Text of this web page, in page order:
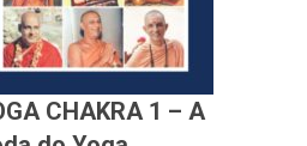
CHAKRA 1 – A